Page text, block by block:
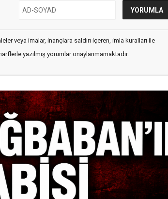
veya imalar, inançlara saldırı içeren, imla kuralları ile
yazılmış yorumlar onaylanmamaktadır.